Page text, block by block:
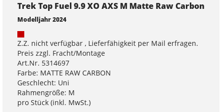
Trek Top Fuel 9.9 XO AXS M Matte Raw Carbon
Modelljahr 2024
Z.Z. nicht verfügbar , Lieferfähigkeit per Mail erfragen.
Preis zzgl. Fracht/Montage
Art.Nr. 5314697
Farbe: MATTE RAW CARBON
Geschlecht: Uni
Rahmengröße: M
pro Stück (inkl. MwSt.)